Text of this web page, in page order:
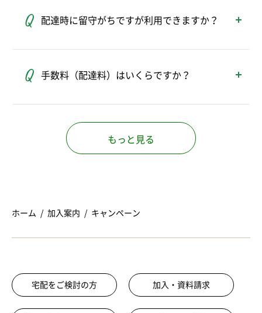
お住まいの地域の配達曜日や時間について
配達時に留守がちですが利用できますか？
商品は折りたたみ式コンテナ、専用の保冷箱
また封印シールでフタを留める取り組みや、
ご希望に応じて保冷箱を覆うセーフティカバ
手数料（配達料）はいくらですか？
方、高齢の方、障がい者手帳をお持ちの方な
どに適用される割引制度もあります。
もっと見る
ホーム 加入案内 キャンペーン
宅配をご検討の方 加入・資料請求